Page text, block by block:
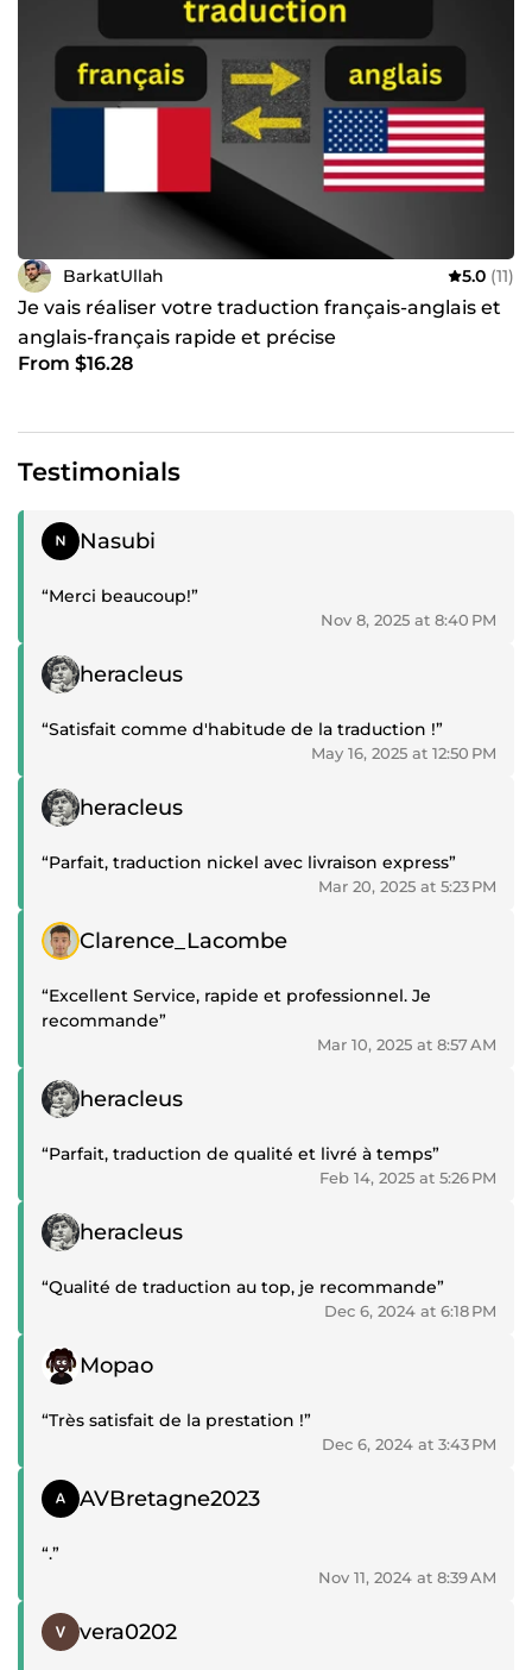
BarkatUllah 5.0 (11)
Je vais réaliser votre traduction français-anglais et
anglais-français rapide et précise
From $16.28
Testimonials
Positive review
Nasubi
“Merci beaucoup!”
Nov 8, 2025 at 8:40 PM
Positive review
heracleus
“Satisfait comme d'habitude de la traduction !”
May 16, 2025 at 12:50 PM
Positive review
heracleus
“Parfait, traduction nickel avec livraison express”
Mar 20, 2025 at 5:23 PM
Positive review
Clarence_Lacombe
“Excellent Service, rapide et professionnel. Je
recommande”
Mar 10, 2025 at 8:57 AM
Positive review
heracleus
“Parfait, traduction de qualité et livré à temps”
Feb 14, 2025 at 5:26 PM
Positive review
heracleus
“Qualité de traduction au top, je recommande”
Dec 6, 2024 at 6:18 PM
Positive review
Mopao
“Très satisfait de la prestation !”
Dec 6, 2024 at 3:43 PM
Positive review
AVBretagne2023
“.”
Nov 11, 2024 at 8:39 AM
Positive review
vera0202